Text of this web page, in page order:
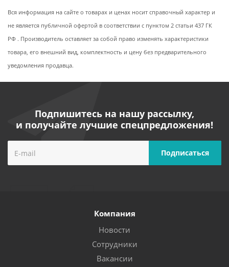
Вся информация на сайте о товарах и ценах носит справочный характер и
не является публичной офертой в соответствии с пунктом 2 статьи 437 ГК
РФ . Производитель оставляет за собой право изменять характеристики
товара, его внешний вид, комплектность и цену без предварительного
уведомления продавца.
Подпишитесь на нашу рассылку,
и получайте лучшие спецпредложения!
Компания
Новости
Сотрудники
Вакансии